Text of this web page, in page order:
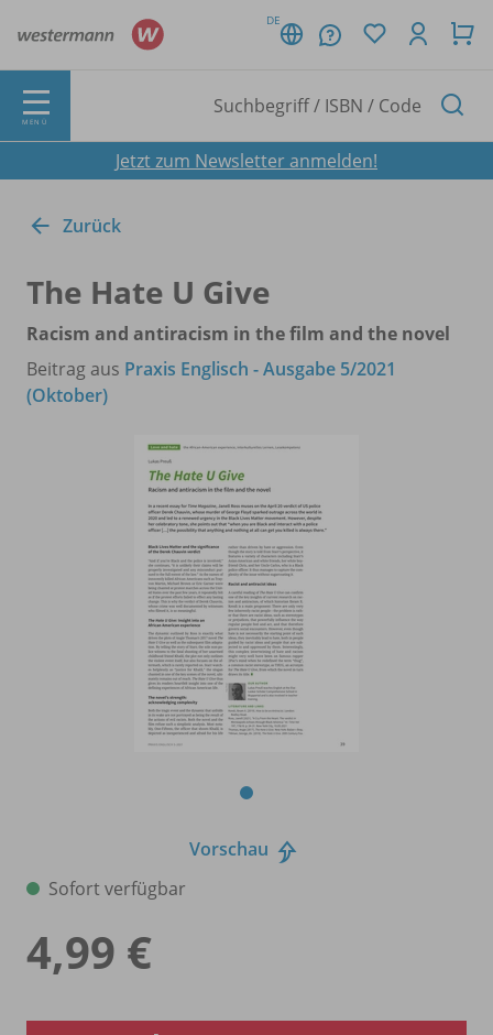
DE
MENÜ
Jetzt zum Newsletter anmelden!
Zurück
The Hate U Give
Racism and antiracism in the film and the novel
Beitrag aus Praxis Englisch - Ausgabe 5/2021
(Oktober)
Vorschau
Sofort verfügbar
4,99 €